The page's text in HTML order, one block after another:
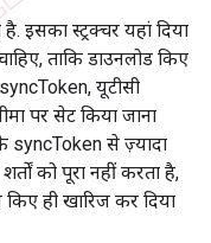
इसका स्ट्रक्चर यहां दिया
ताकि डाउनलोड किए
यूटीसी
पर सेट किया जाना
syncToken से ज़्यादा
को पूरा नहीं करता है,
किए ही खारिज कर दिया